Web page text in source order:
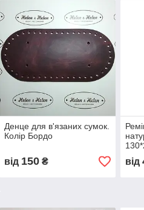
Денце для в'язаних сумок.
Колір Бордо
від 150₴ від